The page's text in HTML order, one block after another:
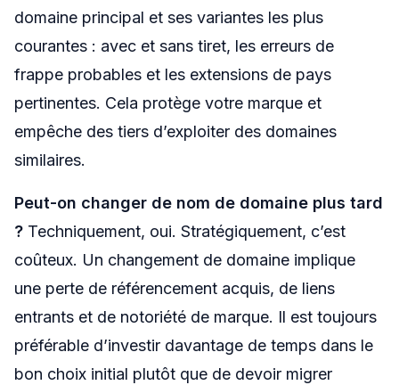
domaine principal et ses variantes les plus
courantes : avec et sans tiret, les erreurs de
frappe probables et les extensions de pays
pertinentes. Cela protège votre marque et
empêche des tiers d’exploiter des domaines
similaires.
Peut-on changer de nom de domaine plus tard
? Techniquement, oui. Stratégiquement, c’est
coûteux. Un changement de domaine implique
une perte de référencement acquis, de liens
entrants et de notoriété de marque. Il est toujours
préférable d’investir davantage de temps dans le
bon choix initial plutôt que de devoir migrer